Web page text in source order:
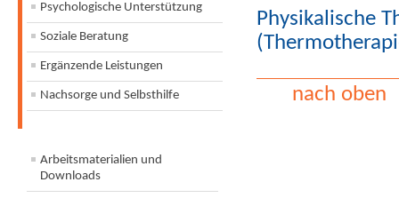
Psychologische Unterstützung
Soziale Beratung
Ergänzende Leistungen
Nachsorge und Selbsthilfe
Arbeitsmaterialien und
Downloads
Physikalische
nach oben